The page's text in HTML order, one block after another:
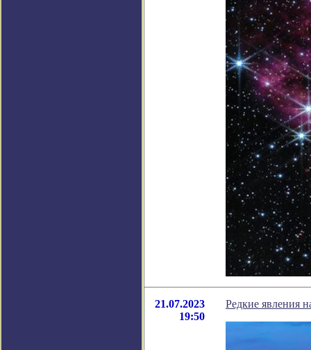
21.07.2023
19:50
Редкие явления